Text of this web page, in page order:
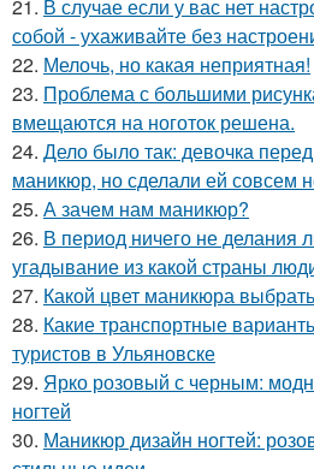
21. В случае если у вас нет
собой - ухаживайте без
22. Мелочь, но какая неприятная!
23. Проблема с большими
вмещаются на ноготок решена.
24. Дело было так: девочка
маникюр, но сделали ей совсем
25. А зачем нам маникюр?
26. В период ничего не делания
угадывание из какой страны
27. Какой цвет маникюра
28. Какие транспортные
туристов в Ульяновске
29. Ярко розовый с черным:
ногтей
30. Маникюр дизайн ногтей: